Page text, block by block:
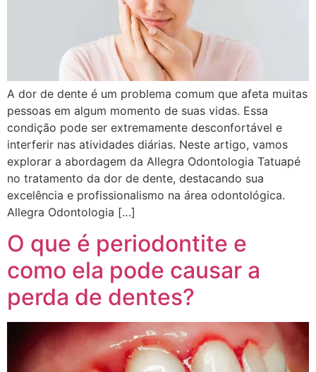
A dor de dente é um problema comum que afeta muitas
pessoas em algum momento de suas vidas. Essa
condição pode ser extremamente desconfortável e
interferir nas atividades diárias. Neste artigo, vamos
explorar a abordagem da Allegra Odontologia Tatuapé
no tratamento da dor de dente, destacando sua
excelência e profissionalismo na área odontológica.
Allegra Odontologia […]
O que é periodontite e
como ela pode causar a
perda de dentes?